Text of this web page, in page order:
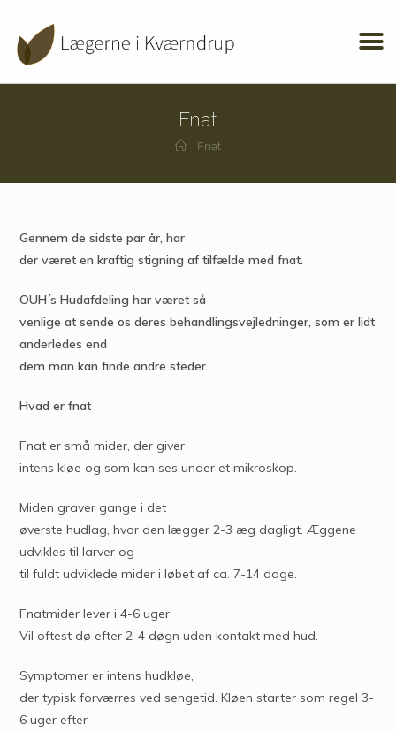
Fnat
Fnat
Gennem de sidste par år, har
der været en kraftig stigning af tilfælde med fnat.
OUH´s Hudafdeling har været så
venlige at sende os deres behandlingsvejledninger, som er lidt
anderledes end
dem man kan finde andre steder.
Hvad er fnat
Fnat er små mider, der giver
intens kløe og som kan ses under et mikroskop.
Miden graver gange i det
øverste hudlag, hvor den lægger 2-3 æg dagligt. Æggene
udvikles til larver og
til fuldt udviklede mider i løbet af ca. 7-14 dage.
Fnatmider lever i 4-6 uger.
Vil oftest dø efter 2-4 døgn uden kontakt med hud.
Symptomer er intens hudkløe,
der typisk forværres ved sengetid. Kløen starter som regel 3-
6 uger efter